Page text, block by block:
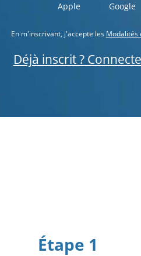
Apple Google
En m'inscrivant, j'accepte les Modalités
Déjà inscrit ?
Étape 1